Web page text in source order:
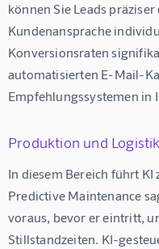
können Sie Leads
Kundenansprache
Konversionsraten
automatisierten E-Mail-
Empfehlungssystemen in
Produktion und Logistik
In diesem Bereich führt KI
Predictive Maintenance
voraus, bevor er eintritt,
Stillstandzeiten. KI-